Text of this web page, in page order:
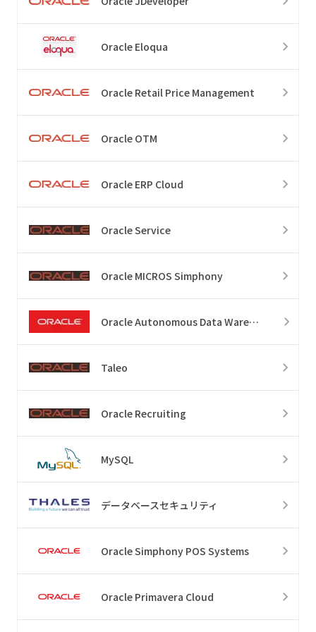
Oracle Eloqua
Oracle Retail Price Management
Oracle OTM
Oracle ERP Cloud
Oracle Service
Oracle MICROS Simphony
Oracle Autonomous Data Warehouse
Taleo
Oracle Recruiting
MySQL
データベースセキュリティ
Oracle Simphony POS Systems
Oracle Primavera Cloud